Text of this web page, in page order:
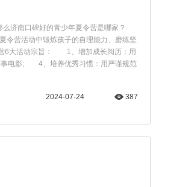
济南口碑好的青少年夏令营是哪家？
营活动中锻炼孩子的自理能力、磨练坚
6大活动宗旨： 1、增加成长阅历：用
电影; 4、培养优秀习惯：用严谨规范
387
2024-07-24